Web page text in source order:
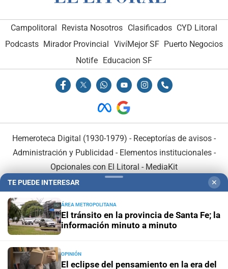
Campolitoral Revista Nosotros Clasificados CYD Litoral
Podcasts Mirador Provincial VivíMejor SF Puerto Negocios
Notife Educacion SF
Hemeroteca Digital (1930-1979) - Receptorías de avisos -
Administración y Publicidad - Elementos institucionales-
Opcionales con El Litoral - MediaKit
En Asociación con:
TE PUEDE INTERESAR ✕
ÁREA METROPOLITANA
El tránsito en la provincia de Santa Fe; la
información minuto a minuto
OPINIÓN
El eclipse del pensamiento en la era del